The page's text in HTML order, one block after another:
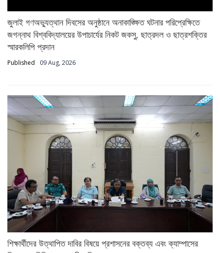
জুলাই গণঅভ্যুত্থান দিবসের অনুষ্ঠানে অনাকাঙ্ক্ষিত ঘটনার পরিপ্রেক্ষিতে
জগন্নাথ বিশ্ববিদ্যালয়ের উপাচার্যের নিকট জকসু, ছাত্রদল ও ছাত্রশক্তির
স্মারকলিপি প্রদান
Published 09 Aug, 2026
শিক্ষার্থীদের উত্থাপিত দাবির বিষয়ে প্রশাসনের বক্তব্য এবং ক্যাম্পাসের